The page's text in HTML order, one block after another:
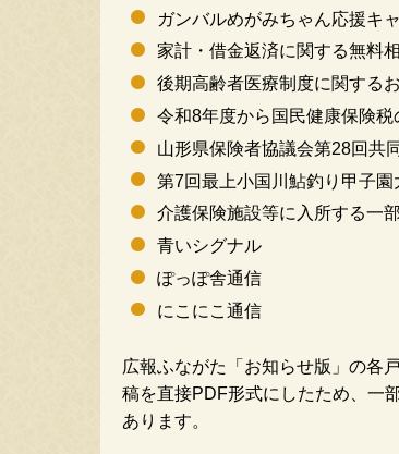
ガンバルめがみちゃん応援キ
家計・借金返済に関する無料
後期高齢者医療制度に関する
令和8年度から国民健康保険
山形県保険者協議会第28回共
第7回最上小国川鮎釣り甲子園
介護保険施設等に入所する一
青いシグナル
ぽっぽ舎通信
にこにこ通信
広報ふながた「お知らせ版」の各
稿を直接PDF形式にしたため、一
あります。